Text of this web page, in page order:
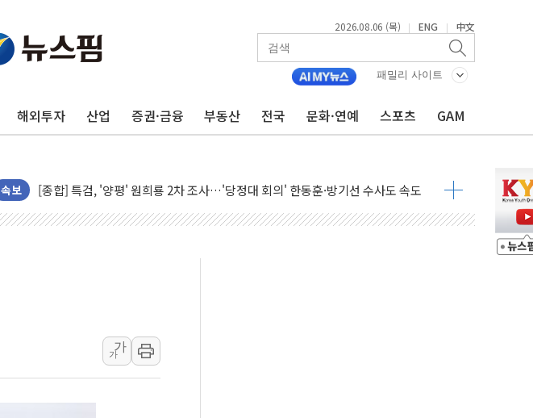
2026.08.06 (목) | ENG | 中文
패밀리 사이트
해외투자 산업 증권·금융 부동산 전국 문화·연예 스포츠 GAM
속보
양주 가전제품 창고서 화재…차량 3대·건물 1동 전소
종로·중구 오피스 78%가 준공 10년 이상…리뉴얼이 경쟁력 가른다
성폭력 피해자 보호단체, 경찰수사개혁위에 보완수사권 폐지 우려 전달
우크라, 러 탄도미사일 공격에 속수무책… 패트리엇 미사일 지원, 작년의 3분의 1
[종합] 특검, '양평' 원희룡 2차 조사…'당정대 회의' 한동훈·방기선 수사도 속도
[내일날씨] 절기상 '입추'에 폭염 절정…서울 한낮 39도
개혁신당 "민주, '盧 수사' 악연으로 형사사법 틀 바꿔…국민 불안감 가중"
[속보] 북, 동해상으로 미상 발사체 발사
한국투자증권, 국내 최초 상반기 영업이익 2조 돌파
[IPO] 니어스랩 "피지컬 AI 자율비행 기술로 글로벌 방산 시장 공략"
한패스, 월 송금 60만건 돌파
가
가